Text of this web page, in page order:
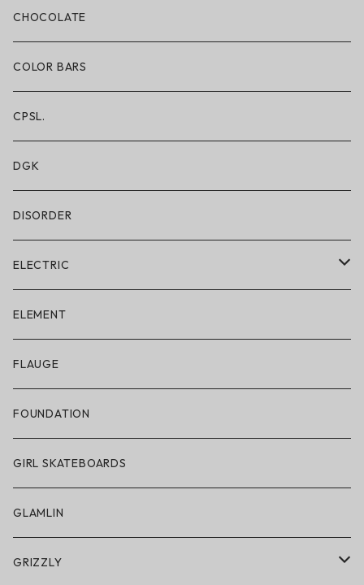
ボクサーブリーフ/ロング丈
ショートパンツ/2 IN 1
レギンス/フルレングス10分丈
水着/スイムウェア
CHOCOLATE
COLOR BARS
CPSL.
DGK
DISORDER
ELECTRIC
ELECTRIC × ON THE ROAM
アパレル
帽子
サングラス
スノーゴーグル
アクセサリー・小物
ELEMENT
FLAUGE
FOUNDATION
GIRL SKATEBOARDS
GLAMLIN
GRIZZLY